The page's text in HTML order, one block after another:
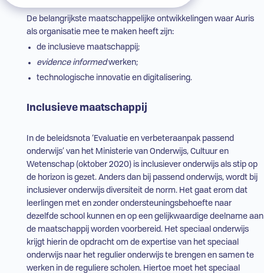
De belangrijkste maatschappelijke ontwikkelingen waar Auris
als organisatie mee te maken heeft zijn:
de inclusieve maatschappij;
evidence informedwerken;
technologische innovatie en digitalisering.
Inclusieve maatschappij
In de beleidsnota ‘Evaluatie en verbeteraanpak passend
onderwijs’ van het Ministerie van Onderwijs, Cultuur en
Wetenschap (oktober 2020) is inclusiever onderwijs als stip op
de horizon is gezet. Anders dan bij passend onderwijs, wordt bij
inclusiever onderwijs diversiteit de norm. Het gaat erom dat
leerlingen met en zonder ondersteuningsbehoefte naar
dezelfde school kunnen en op een gelijkwaardige deelname aan
de maatschappij worden voorbereid. Het speciaal onderwijs
krijgt hierin de opdracht om de expertise van het speciaal
onderwijs naar het regulier onderwijste brengen en samen te
werken in de reguliere scholen. Hiertoe moet het speciaal